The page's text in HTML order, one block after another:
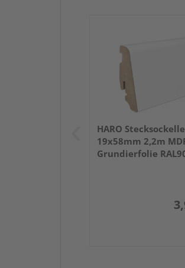
HARO
19x58mm 2,2m
Grundierfolie